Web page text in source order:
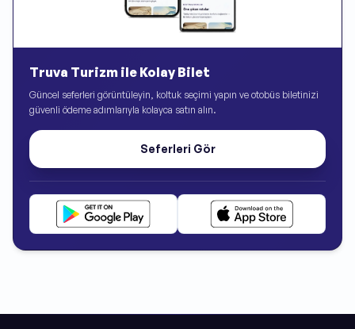
Truva Turizm ile Kolay Bilet
Güncel seferleri görüntüleyin, koltuk seçimi yapın ve otobüs biletinizi
güvenli ödeme adımlarıyla kolayca satın alın.
Seferleri Gör